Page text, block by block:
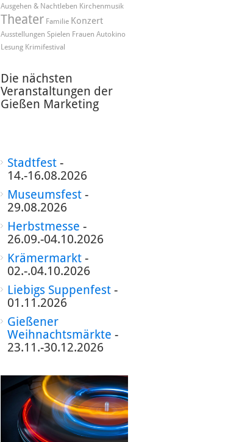
Ausgehen & Nachtleben Kirchenmusik
Theater Familie Konzert
Ausstellungen Spielen Frauen Autokino
Lesung Krimifestival
Die nächsten
Veranstaltungen der
Gießen Marketing
Stadtfest-
14.-16.08.2026
Museumsfest-
29.08.2026
Herbstmesse -
26.09.-04.10.2026
Krämermarkt-
02.-.04.10.2026
Liebigs Suppenfest-
01.11.2026
Gießener
Weihnachtsmärkte -
23.11.-30.12.2026